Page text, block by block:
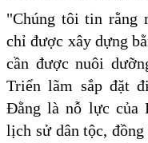
"Chúng tôi tin rằng
chỉ được xây dựng
cần được nuôi
Triển lãm sắp đặt
Đằng là nỗ lực của
lịch sử dân tộc,